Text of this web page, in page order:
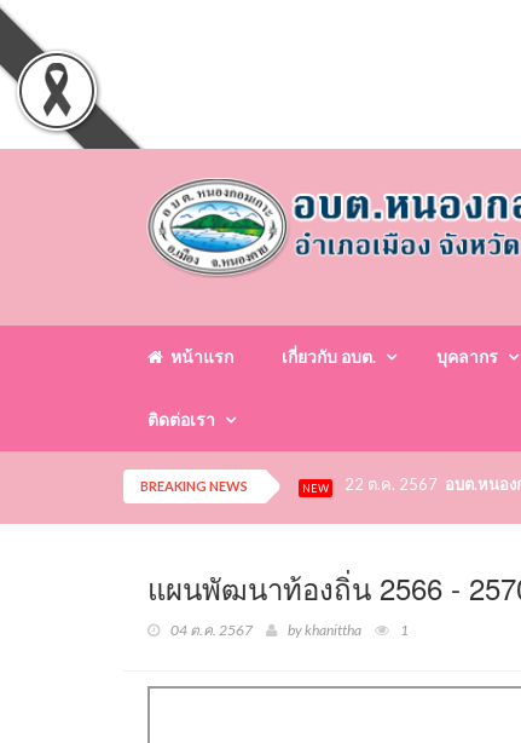
หน้าแรก เกี่ยวกับ อบต. บุคลากร
ติดต่อเรา
BREAKING NEWS NEW 22 ต.ค. 2567 อบต.หนอง
แผนพัฒนาท้องถิ่น 2566 -
04 ต.ค. 2567 by khanittha 1